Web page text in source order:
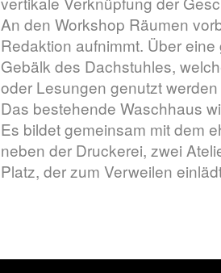
An den Workshop Räumen
Redaktion aufnimmt. Über
Gebälk des Dachstuhles,
oder Lesungen genutzt
Das bestehende Waschhaus
Es bildet gemeinsam mit dem
neben der Druckerei, zwei
Platz, der zum Verweilen